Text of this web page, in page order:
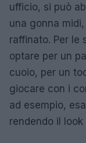
ufficio, si può
una gonna
raffinato. Per le
optare per un
cuoio, per un
giocare con i
ad esempio,
rendendo il